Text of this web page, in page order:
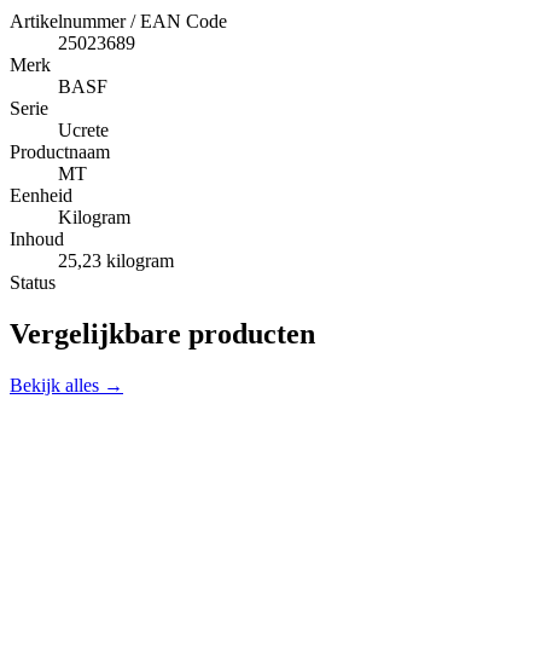
Artikelnummer / EAN Code
25023689
Merk
BASF
Serie
Ucrete
Productnaam
MT
Eenheid
Kilogram
Inhoud
25,23 kilogram
Status
Vergelijkbare producten
Bekijk alles →